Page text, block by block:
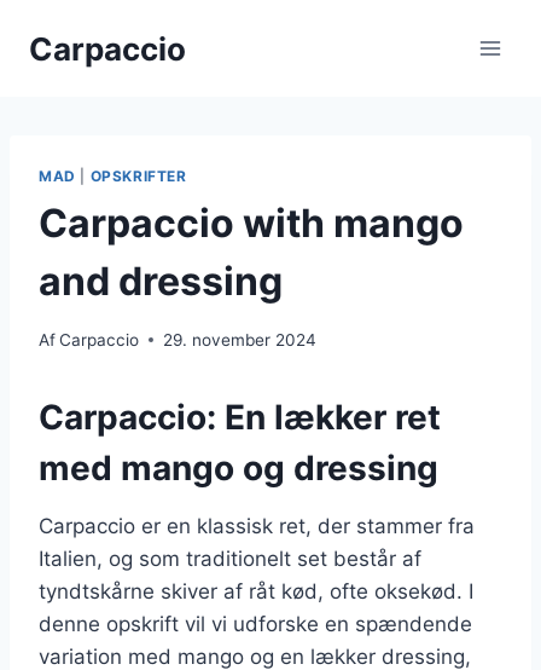
Carpaccio
MAD OPSKRIFTER
Carpaccio with mango
and dressing
AfCarpaccio 29. november 2024
Carpaccio: En lækker ret
med mango og dressing
Carpaccio er en klassisk ret, der stammer fra
Italien, og som traditionelt set består af
tyndtskårne skiver af råt kød, ofte oksekød. I
denne opskrift vil vi udforske en spændende
variation med mango og en lækker dressing,